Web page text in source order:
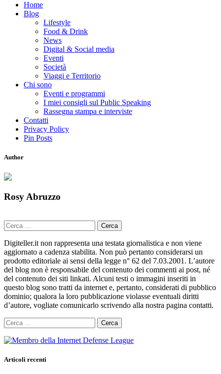
Home
Blog
Lifestyle
Food & Drink
News
Digital & Social media
Eventi
Società
Viaggi e Territorio
Chi sono
Eventi e programmi
I miei consigli sul Public Speaking
Rassegna stampa e interviste
Contatti
Privacy Policy
Pin Posts
Author
Rosy Abruzzo
Ricerca
per:
Digiteller.it non rappresenta una testata giornalistica e non viene
aggiornato a cadenza stabilita. Non può pertanto considerarsi un
prodotto editoriale ai sensi della legge n° 62 del 7.03.2001. L’autore
del blog non è responsabile del contenuto dei commenti ai post, né
del contenuto dei siti linkati. Alcuni testi o immagini inseriti in
questo blog sono tratti da internet e, pertanto, considerati di pubblico
dominio; qualora la loro pubblicazione violasse eventuali diritti
d’autore, vogliate comunicarlo scrivendo alla nostra pagina contatti.
Ricerca
per:
Articoli recenti